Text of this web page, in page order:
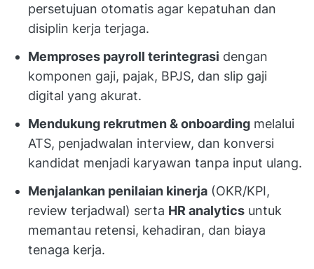
persetujuan otomatis agar kepatuhan dan
disiplin kerja terjaga.
Memproses payroll terintegrasi dengan
komponen gaji, pajak, BPJS, dan slip gaji
digital yang akurat.
Mendukung rekrutmen & onboarding melalui
ATS, penjadwalan interview, dan konversi
kandidat menjadi karyawan tanpa input ulang.
Menjalankan penilaian kinerja (OKR/KPI,
review terjadwal) serta HR analytics untuk
memantau retensi, kehadiran, dan biaya
tenaga kerja.